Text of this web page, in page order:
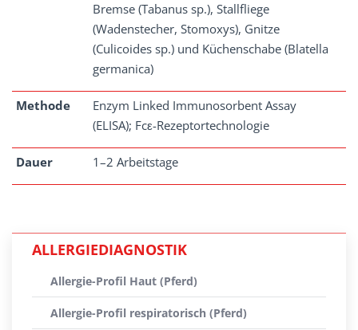
Bremse (Tabanus sp.), Stallfliege
(Wadenstecher, Stomoxys), Gnitze
(Culicoides sp.) und Küchenschabe (Blatella
germanica)
Methode
Enzym Linked Immunosorbent Assay
(ELISA); Fcε-Rezeptortechnologie
Dauer 1–2 Arbeitstage
ALLERGIEDIAGNOSTIK
Allergie-Profil Haut (Pferd)
Allergie-Profil respiratorisch (Pferd)